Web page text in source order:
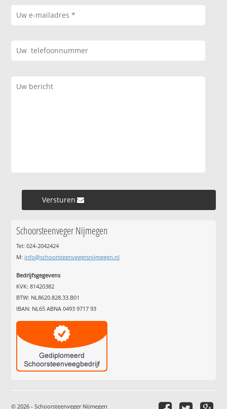
Versturen »
Schoorsteenveger Nijmegen
Tel: 024-2042424
M: info@schoorsteenvegersnijmegen.nl
Bedrijfsgegevens
KVK: 81420382
BTW: NL8620.828.33.B01
IBAN: NL65 ABNA 0493 9717 93
© 2026 - Schoorsteenveger Nijmegen